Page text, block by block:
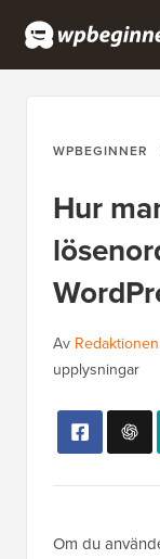
WPBEGINNER
Hur
Av Redaktionen
upplysningar
Om du